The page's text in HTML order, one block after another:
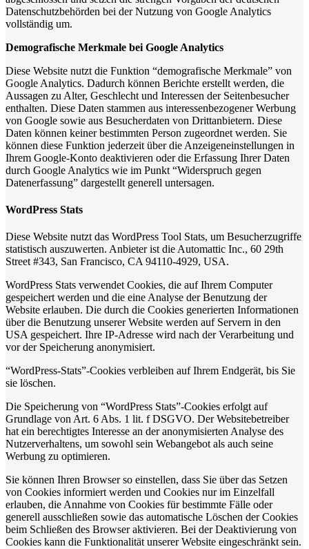
Datenschutzbehörden bei der Nutzung von Google Analytics
vollständig um.
Demografische Merkmale bei Google Analytics
Diese Website nutzt die Funktion “demografische Merkmale” von
Google Analytics. Dadurch können Berichte erstellt werden, die
Aussagen zu Alter, Geschlecht und Interessen der Seitenbesucher
enthalten. Diese Daten stammen aus interessenbezogener Werbung
von Google sowie aus Besucherdaten von Drittanbietern. Diese
Daten können keiner bestimmten Person zugeordnet werden. Sie
können diese Funktion jederzeit über die Anzeigeneinstellungen in
Ihrem Google-Konto deaktivieren oder die Erfassung Ihrer Daten
durch Google Analytics wie im Punkt “Widerspruch gegen
Datenerfassung” dargestellt generell untersagen.
WordPress Stats
Diese Website nutzt das WordPress Tool Stats, um Besucherzugriffe
statistisch auszuwerten. Anbieter ist die Automattic Inc., 60 29th
Street #343, San Francisco, CA 94110-4929, USA.
WordPress Stats verwendet Cookies, die auf Ihrem Computer
gespeichert werden und die eine Analyse der Benutzung der
Website erlauben. Die durch die Cookies generierten Informationen
über die Benutzung unserer Website werden auf Servern in den
USA gespeichert. Ihre IP-Adresse wird nach der Verarbeitung und
vor der Speicherung anonymisiert.
“WordPress-Stats”-Cookies verbleiben auf Ihrem Endgerät, bis Sie
sie löschen.
Die Speicherung von “WordPress Stats”-Cookies erfolgt auf
Grundlage von Art. 6 Abs. 1 lit. f DSGVO. Der Websitebetreiber
hat ein berechtigtes Interesse an der anonymisierten Analyse des
Nutzerverhaltens, um sowohl sein Webangebot als auch seine
Werbung zu optimieren.
Sie können Ihren Browser so einstellen, dass Sie über das Setzen
von Cookies informiert werden und Cookies nur im Einzelfall
erlauben, die Annahme von Cookies für bestimmte Fälle oder
generell ausschließen sowie das automatische Löschen der Cookies
beim Schließen des Browser aktivieren. Bei der Deaktivierung von
Cookies kann die Funktionalität unserer Website eingeschränkt sein.